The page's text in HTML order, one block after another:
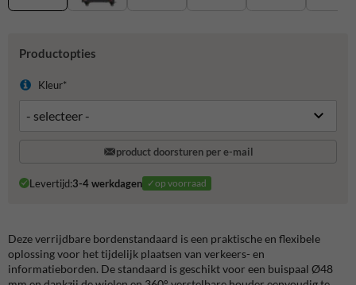
Productopties
Kleur*
product doorsturen per e-mail
Levertijd:3-4 werkdagen ✓op voorraad
Deze verrijdbare bordenstandaard is een praktische en flexibele
oplossing voor het tijdelijk plaatsen van verkeers- en
informatieborden. De standaard is geschikt voor een buispaal Ø48